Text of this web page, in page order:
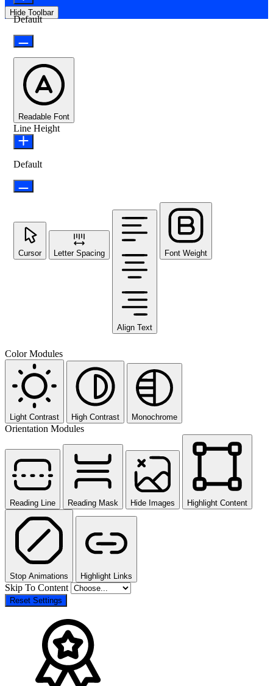
Hide Toolbar
Default
Readable Font
Line Height
Default
Cursor Letter Spacing
Align Text
Font Weight
Color Modules
Light Contrast High Contrast Monochrome
Orientation Modules
Reading Line Reading Mask Hide Images Highlight Content
Stop Animations Highlight Links
Skip To Content
Reset Settings